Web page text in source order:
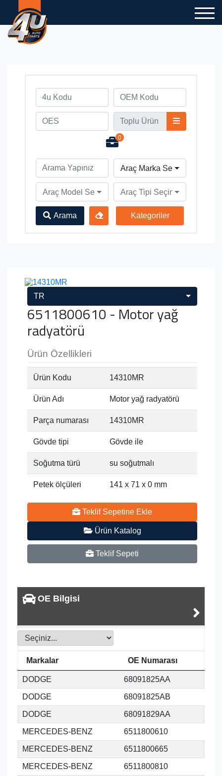
0
Araç Marka Seçiniz
Araç Model Seçiniz Araç Tipi Seçiniz
Arama Kategoriler
TR
6511800610 - Motor yağ
radyatörü
Ürün Özellikleri
Ürün Kodu 14310MR
Ürün Adı Motor yağ radyatörü
Parça numarası 14310MR
Gövde tipi Gövde ile
Soğutma türü su soğutmalı
Petek ölçüleri 141 x 71 x 0 mm
Teklif Sepetine Ekle
Ürün Katalog
Teklif Sepeti
OE Bilgisi
Markalar OE Numarası
DODGE 68091825AA
DODGE 68091825AB
DODGE 68091829AA
MERCEDES-BENZ 6511800610
MERCEDES-BENZ 6511800665
MERCEDES-BENZ 6511800810